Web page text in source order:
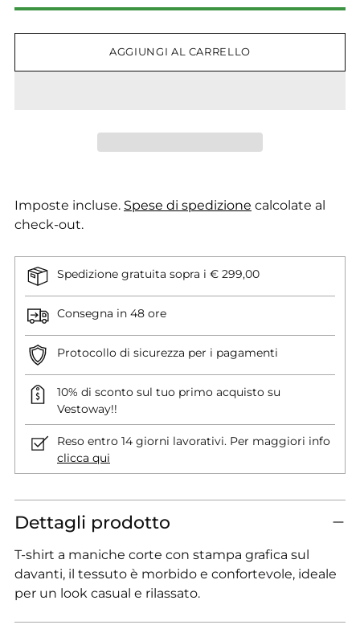
AGGIUNGI AL CARRELLO
Imposte incluse. Spese di spedizione calcolate al
check-out.
Spedizione gratuita sopra i € 299,00
Consegna in 48 ore
Protocollo di sicurezza per i pagamenti
10% di sconto sul tuo primo acquisto su
Vestoway!!
Reso entro 14 giorni lavorativi. Per maggiori info
clicca qui
Dettagli prodotto
T-shirt a maniche corte con stampa grafica sul
davanti, il tessuto è morbido e confortevole, ideale
per un look casual e rilassato.